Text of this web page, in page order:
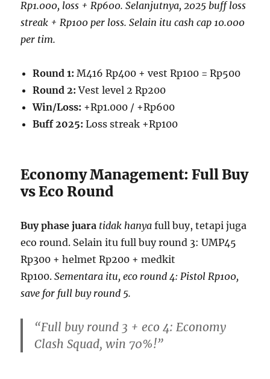
Rp1.000, loss + Rp600. Selanjutnya, 2025 buff loss
streak + Rp100 per loss. Selain itu cash cap 10.000
per tim.
Round 1: M416 Rp400 + vest Rp100 = Rp500
Round 2: Vest level 2 Rp200
Win/Loss: +Rp1.000 / +Rp600
Buff 2025: Loss streak +Rp100
Economy Management: Full Buy
vs Eco Round
Buy phase juara tidak hanya full buy, tetapi juga
eco round. Selain itu full buy round 3: UMP45
Rp300 + helmet Rp200 + medkit
Rp100.Sementara itu, eco round 4: Pistol Rp100,
save for full buy round 5.
“Full buy round 3 + eco 4: Economy
Clash Squad, win 70%!”